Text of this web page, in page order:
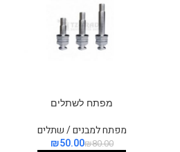
מפתח לשתלים
מפתח למבנים / שתלים
₪80.00
₪50.00